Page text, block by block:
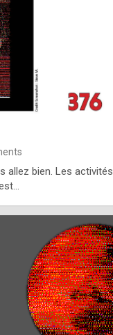
allez bien. Les activités